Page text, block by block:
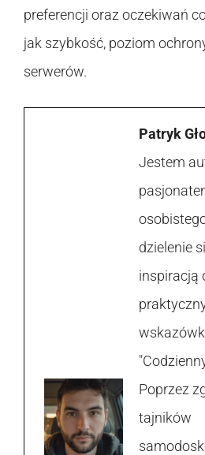
preferencji oraz oczekiwań
jak szybkość, poziom
serwerów.
Patryk
Jestem
dzielenie
inspiracją
Poprzez
tajników